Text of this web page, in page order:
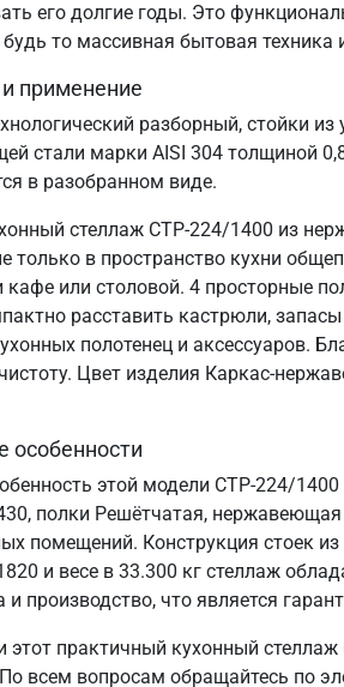
его долгие годы. Это
будь то массивная бытовая
применение
разборный, стойки
стали марки AISI 304 толщиной
в разобранном виде.
стеллаж СТР-224/1400 из
только в пространство кухни
или столовой. 4 просторные
расставить кастрюли,
полотенец и аксессуаров.
Цвет изделия Каркас-
этой модели СТР-224/
полки Решётчатая,
помещений. Конструкция стоек
и весе в 33.300 кг стеллаж
и производство, что является
этот практичный кухонный
всем вопросам обращайтесь по